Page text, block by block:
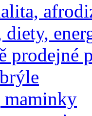
diety,
prodejné
maminky